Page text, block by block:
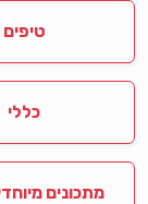
טיפים
כללי
מתכונים